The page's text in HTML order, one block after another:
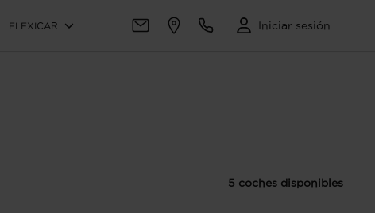
FLEXICAR Iniciar sesión
5 coches disponibles